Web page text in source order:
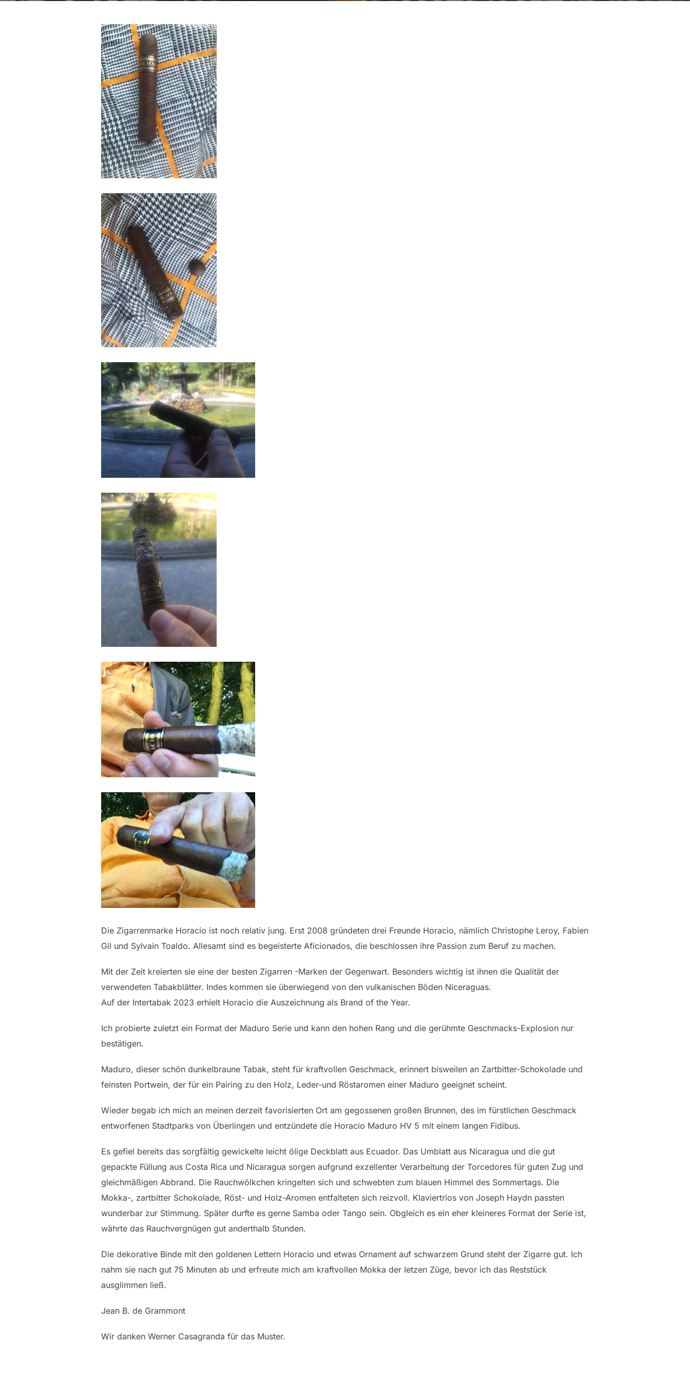
Die Zigarrenmarke Horacio ist noch relativ jung. Erst 2008 gründeten drei Freunde Horacio, nämlich Christophe Leroy, Fabien
Gil und Sylvain Toaldo. Allesamt sind es begeisterte Aficionados, die beschlossen ihre Passion zum Beruf zu machen.
Mit der Zeit kreierten sie eine der besten Zigarren -Marken der Gegenwart. Besonders wichtig ist ihnen die Qualität der
verwendeten Tabakblätter. Indes kommen sie überwiegend von den vulkanischen Böden Niceraguas.
Auf der Intertabak 2023 erhielt Horacio die Auszeichnung als Brand of the Year.
Ich probierte zuletzt ein Format der Maduro Serie und kann den hohen Rang und die gerühmte Geschmacks-Explosion nur
bestätigen.
Maduro, dieser schön dunkelbraune Tabak, steht für kraftvollen Geschmack, erinnert bisweilen an Zartbitter-Schokolade und
feinsten Portwein, der für ein Pairing zu den Holz, Leder-und Röstaromen einer Maduro geeignet scheint.
Wieder begab ich mich an meinen derzeit favorisierten Ort am gegossenen großen Brunnen, des im fürstlichen Geschmack
entworfenen Stadtparks von Überlingen und entzündete die Horacio Maduro HV 5 mit einem langen Fidibus.
Es gefiel bereits das sorgfältig gewickelte leicht ölige Deckblatt aus Ecuador. Das Umblatt aus Nicaragua und die gut
gepackte Füllung aus Costa Rica und Nicaragua sorgen aufgrund exzellenter Verarbeitung der Torcedores für guten Zug und
gleichmäßigen Abbrand. Die Rauchwölkchen kringelten sich und schwebten zum blauen Himmel des Sommertags. Die
Mokka-, zartbitter Schokolade, Röst- und Holz-Aromen entfalteten sich reizvoll. Klaviertrios von Joseph Haydn passten
wunderbar zur Stimmung. Später durfte es gerne Samba oder Tango sein. Obgleich es ein eher kleineres Format der Serie ist,
währte das Rauchvergnügen gut anderthalb Stunden.
Die dekorative Binde mit den goldenen Lettern Horacio und etwas Ornament auf schwarzem Grund steht der Zigarre gut. Ich
nahm sie nach gut 75 Minuten ab und erfreute mich am kraftvollen Mokka der letzen Züge, bevor ich das Reststück
ausglimmen ließ.
Jean B. de Grammont
Wir danken Werner Casagranda für das Muster.